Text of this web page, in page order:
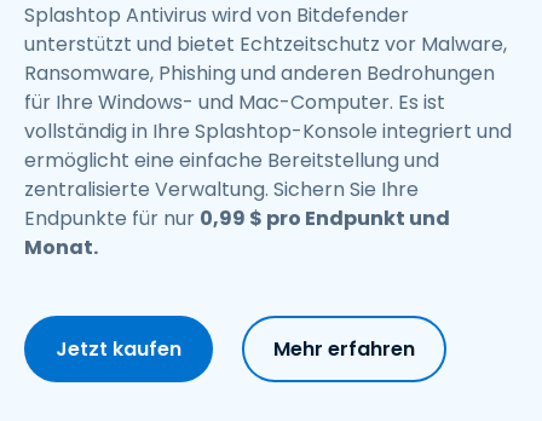
Splashtop Antivirus wird von Bitdefender
unterstützt und bietet Echtzeitschutz vor Malware,
Ransomware, Phishing und anderen Bedrohungen
für Ihre Windows- und Mac-Computer. Es ist
vollständig in Ihre Splashtop-Konsole integriert und
ermöglicht eine einfache Bereitstellung und
zentralisierte Verwaltung. Sichern Sie Ihre
Endpunkte für nur 0,99 $ pro Endpunkt und
Monat.
Jetzt kaufen Mehr erfahren